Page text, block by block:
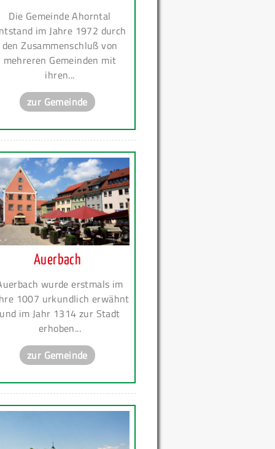
Die Gemeinde Ahorntal
im Jahre 1972 durch
den Zusammenschluß von
mehreren Gemeinden mit
ihren...
zur Gemeinde
Auerbach
wurde erstmals im
1007 urkundlich erwähnt
und im Jahr 1314 zur Stadt
erhoben...
zur Gemeinde